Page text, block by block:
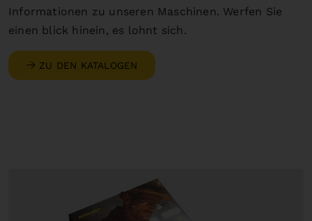
Informationen zu unseren Maschinen. Werfen Sie
einen blick hinein, es lohnt sich.
ZU DEN KATALOGEN